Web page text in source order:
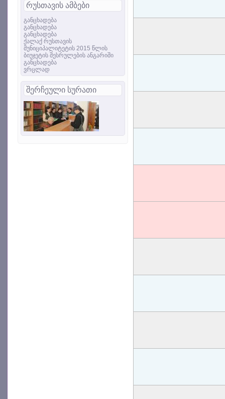
რუსთავის ამბები
განცხადება
განცხადება
განცხადება
ქალაქ რუსთავის
მუნიციპალიტეტის 2015 წლის
ბიუჯეტის შესრულების ანგარიში
განცხადება
ვრცლად
შერჩეული სურათი